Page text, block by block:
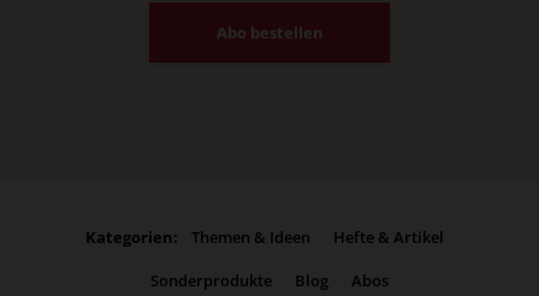
Abo bestellen
Kategorien: Themen & Ideen
Hefte & Artikel
Sonderprodukte
Blog Abos